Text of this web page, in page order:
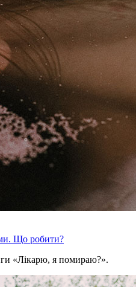
Що робити?
«Лікарю, я помираю?».